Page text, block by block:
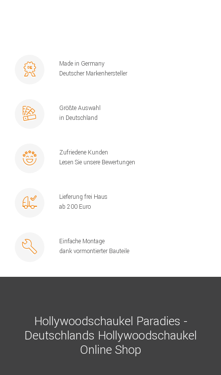
Made in Germany
Deutscher Markenhersteller
Größte Auswahl
in Deutschland
Zufriedene Kunden
Lesen Sie unsere Bewertungen
Lieferung frei Haus
ab 200 Euro
Einfache Montage
dank vormontierter Bauteile
Hollywoodschaukel Paradies -
Deutschlands Hollywoodschaukel
Online Shop